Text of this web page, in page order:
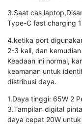
3.Saat cas
Type-C fast charging
4.ketika port
2-3 kali, dan
Keadaan ini normal,
keamanan untuk
distribusi daya.
1.Daya tinggi: 65W 2
3.Tampilan digital
daya cepat 20W